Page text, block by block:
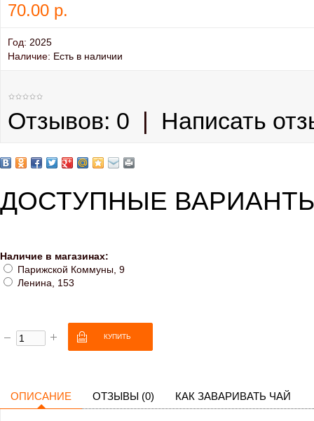
70.00 р.
Год: 2025
Наличие: Есть в наличии
Отзывов: 0 | Написать
ДОСТУПНЫЕ
Наличие в магазинах:
Парижской Коммуны, 9
Ленина, 153
ОПИСАНИЕ ОТЗЫВЫ (0) КАК ЗАВАРИВАТЬ ЧАЙ